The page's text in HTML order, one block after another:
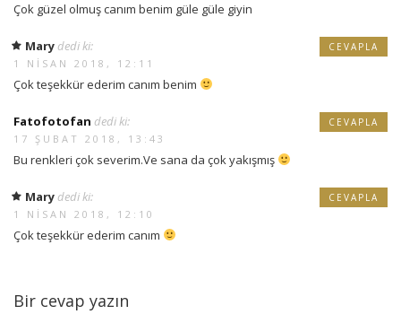
Çok güzel olmuş canım benim güle güle giyin
Mary dedi ki:
1 NISAN 2018, 12:11
Çok teşekkür ederim canım benim
CEVAPLA
Fatofotofan dedi ki:
17 ŞUBAT 2018, 13:43
Bu renkleri çok severim.Ve sana da çok yakışmış
CEVAPLA
Mary dedi ki:
1 NISAN 2018, 12:10
Çok teşekkür ederim canım
CEVAPLA
Bir cevap yazın